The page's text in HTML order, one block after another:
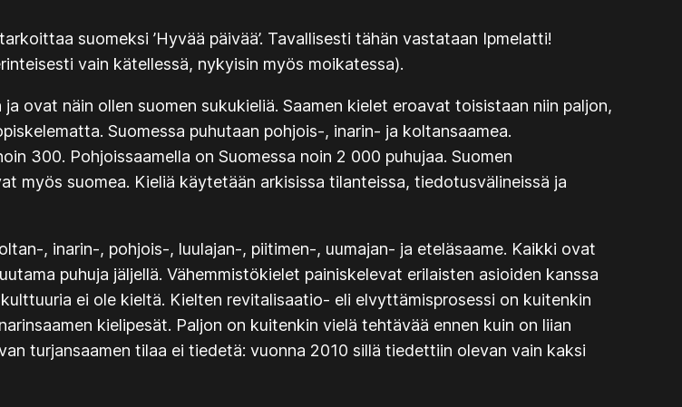
suomeksi ’Hyvää päivää’. Tavallisesti tähän vastataan Ipmelatti!
vain kätellessä, nykyisin myös moikatessa).
ovat näin ollen suomen sukukieliä. Saamen kielet eroavat toisistaan niin paljon,
Suomessa puhutaan pohjois-, inarin- ja koltansaamea.
300. Pohjoissaamella on Suomessa noin 2 000 puhujaa. Suomen
myös suomea. Kieliä käytetään arkisissa tilanteissa, tiedotusvälineissä ja
, inarin-, pohjois-, luulajan-, piitimen-, uumajan- ja eteläsaame. Kaikki ovat
puhuja jäljellä. Vähemmistökielet painiskelevat erilaisten asioiden kanssa
ei ole kieltä. Kielten revitalisaatio- eli elvyttämisprosessi on kuitenkin
kielipesät. Paljon on kuitenkin vielä tehtävää ennen kuin on liian
turjansaamen tilaa ei tiedetä: vuonna 2010 sillä tiedettiin olevan vain kaksi